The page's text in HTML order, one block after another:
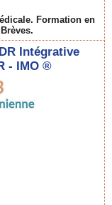
Formation en
Intégrative
- IMO ®